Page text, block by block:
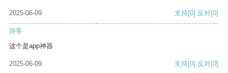
2025-06-09 支持[0] 反对[0]
游客
这个是app神器
2025-06-09 支持[0] 反对[0]